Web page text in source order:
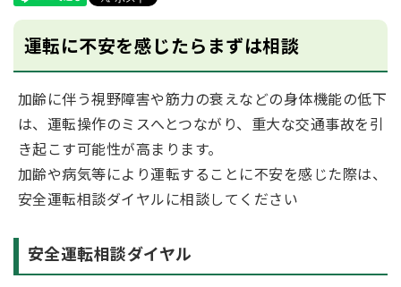
運転に不安を感じたらまずは相談
加齢に伴う視野障害や筋力の衰えなどの身体機能の低下
は、運転操作のミスへとつながり、重大な交通事故を引
き起こす可能性が高まります。
加齢や病気等により運転することに不安を感じた際は、
安全運転相談ダイヤルに相談してください
安全運転相談ダイヤル